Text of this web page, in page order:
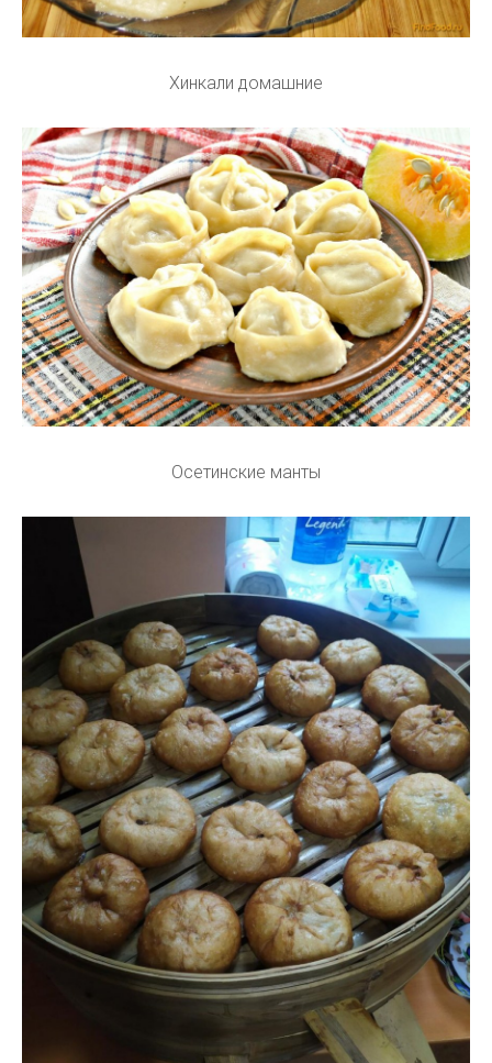
Хинкали домашние
Осетинские манты